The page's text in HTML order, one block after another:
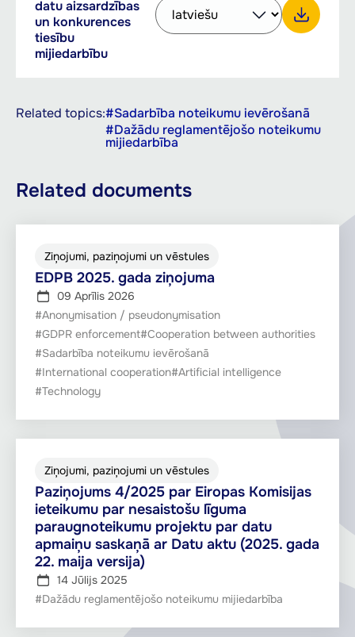
datu aizsardzības
un konkurences
tiesību
mijiedarbību
KB
other
language
button
Related topics:#Sadarbība noteikumu ievērošanā
#Dažādu reglamentējošo noteikumu
mijiedarbība
Related documents
EDPB 2025. gada ziņojuma
Ziņojumi, paziņojumi un vēstules
09 Aprīlis 2026
#Anonymisation / pseudonymisation
#GDPR enforcement#Cooperation between authorities
#Sadarbība noteikumu ievērošanā
#International cooperation#Artificial intelligence
#Technology
Paziņojums 4/2025 par Eiropas Komisijas
ieteikumu par nesaistošu līguma
paraugnoteikumu projektu par datu
apmaiņu saskaņā ar Datu aktu (2025. gada
22. maija versija)
Ziņojumi, paziņojumi un vēstules
14 Jūlijs 2025
#Dažādu reglamentējošo noteikumu mijiedarbība